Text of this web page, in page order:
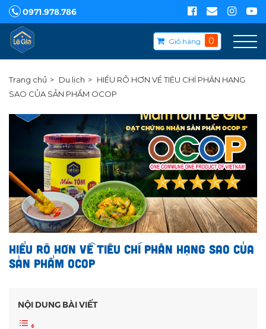
0971.978.786
Giỏ hàng 0
Trang chủ Du lịch
HIỂU RÕ HƠN VỀ TIÊU CHÍ PHÂN HẠNG
SAO CỦA SẢN PHẨM OCOP
HIỂU RÕ HƠN VỀ TIÊU CHÍ PHÂN HẠNG SAO CỦA
SẢN PHẨM OCOP
NỘI DUNG BÀI VIẾT